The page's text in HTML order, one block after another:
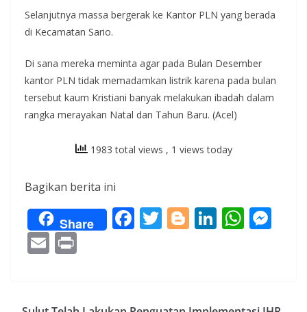
Selanjutnya massa bergerak ke Kantor PLN yang berada
di Kecamatan Sario.
Di sana mereka meminta agar pada Bulan Desember
kantor PLN tidak memadamkan listrik karena pada bulan
tersebut kaum Kristiani banyak melakukan ibadah dalam
rangka merayakan Natal dan Tahun Baru. (Acel)
1983 total views , 1 views today
Bagikan berita ini
Share F
ac
o
T
w
Bl
o
er
Li
n
dI
W
h
A n
E
m